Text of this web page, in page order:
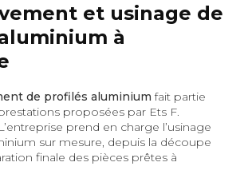
et usinage de
à
de profilés aluminium fait partie
proposées par Ets F.
prend en charge l’usinage
sur mesure, depuis la découpe
finale des pièces prêtes à